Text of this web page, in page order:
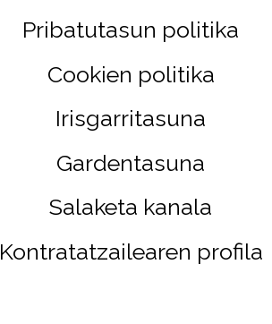
Pribatutasun politika
Cookien politika
Irisgarritasuna
Gardentasuna
Salaketa kanala
Kontratatzailearen profila